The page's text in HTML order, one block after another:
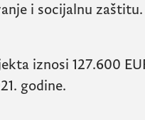
i socijalnu zaštitu.
iznosi 127.600
godine.